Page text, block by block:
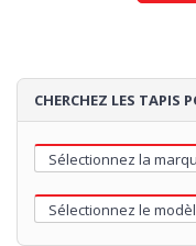
CHERCHEZ LES TAPIS